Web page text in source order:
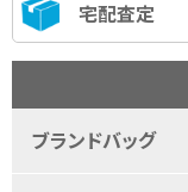
宅配査定
ブランドバッグ